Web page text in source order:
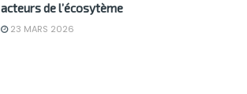
acteurs de l’écosytème
23 MARS 2026